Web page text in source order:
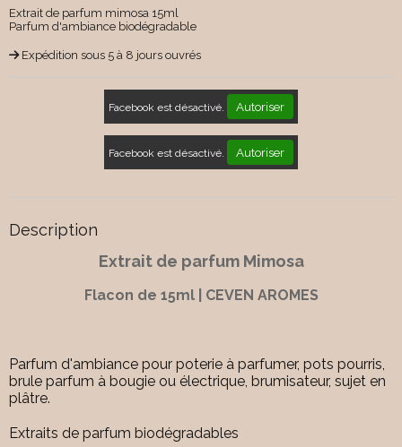
Extrait de parfum mimosa 15ml
Parfum d'ambiance biodégradable
Expédition sous 5 à 8 jours ouvrés
Facebook est désactivé. Autoriser
Facebook est désactivé. Autoriser
Description
Extrait de parfum Mimosa
Flacon de 15ml | CEVEN AROMES
Parfum d'ambiance pour poterie à parfumer, pots pourris,
brule parfum à bougie ou électrique, brumisateur, sujet en
plâtre.
Extraits de parfum biodégradables